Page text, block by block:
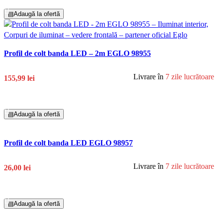
▤Adaugă la ofertă
Profil de colt banda LED – 2m EGLO 98955
155,99 lei Livrare în 7 zile lucrătoare
▤Adaugă la ofertă
Profil de colt banda LED EGLO 98957
26,00 lei Livrare în 7 zile lucrătoare
▤Adaugă la ofertă